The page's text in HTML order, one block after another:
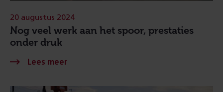
Nog veel werk aan het spoor, prestaties
onder druk
20 augustus 2024